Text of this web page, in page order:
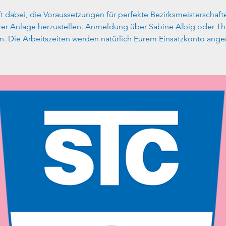
dabei, die Voraussetzungen für perfekte
Anlage herzustellen. Anmeldung über Sabine Albig oder
Die Arbeitszeiten werden natürlich Eurem Einsatzkonto